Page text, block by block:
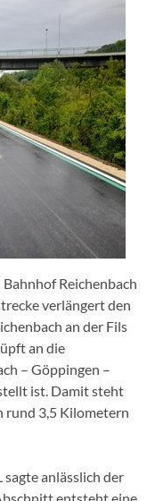
Reichenbach
verlängert den
an der Fils
an die
– Göppingen –
ist. Damit steht
rund 3,5 Kilometern
anlässlich der